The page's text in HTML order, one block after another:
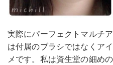
実際にパーフェクトマルチ
は付属のブラシではなくア
メです。私は資生堂の細め